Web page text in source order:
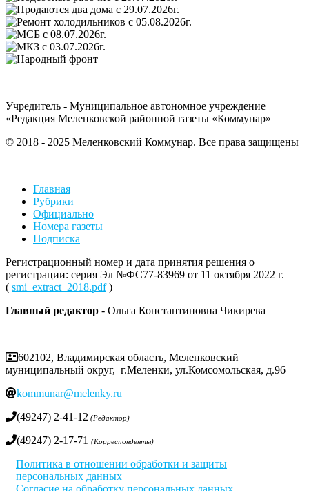
Учредитель - Муниципальное автономное учреждение
«Редакция Меленковской районной газеты «Коммунар»
© 2018 - 2025 Меленковский Коммунар. Все права защищены
Главная
Рубрики
Официально
Номера газеты
Подписка
Регистрационный номер и дата принятия решения о
регистрации: серия Эл №ФС77-83969 от 11 октября 2022 г.
( smi_extract_2018.pdf)
Главный редактор - Ольга Константиновна Чикирева
602102, Владимирская область, Меленковский
муниципальный округ, г.Меленки, ул.Комсомольская, д.96
kommunar@melenky.ru
(49247) 2-41-12 (Редактор)
(49247) 2-17-71 (Корреспонденты)
Политика в отношении обработки и защиты
персональных данных